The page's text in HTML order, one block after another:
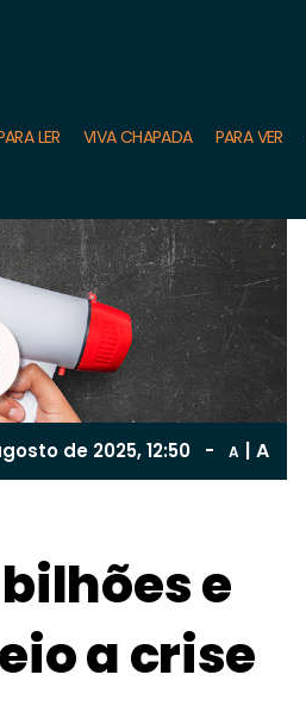
LER VIVA CHAPADA PARA VER
de 2025, 12:50 - A A
e
a crise